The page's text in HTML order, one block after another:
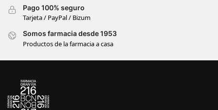
Pago 100% seguro
Tarjeta / PayPal / Bizum
Somos farmacia desde 1953
Productos de la farmacia a casa